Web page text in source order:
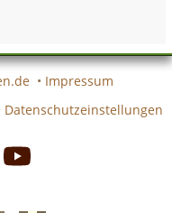
• Impressum
Datenschutzeinstellungen